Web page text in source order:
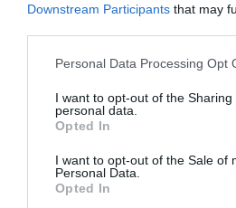
Downstream Participants that may
Please note that this website/app
not limited to your visit or usage
grant or deny consent to Google
use your data for below specified
consent section.
Personal Data Processing Opt
I want to opt-out of the Sharing
personal data.
Opted In
I want to opt-out of the Sale of
Personal Data.
Opted In
Többfelé zavarják esők a